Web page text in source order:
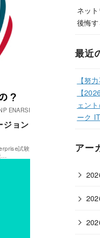
ENARSI
ジョン
試験
ネッ
後悔
最近
【努
【
ェン
ーク
アー